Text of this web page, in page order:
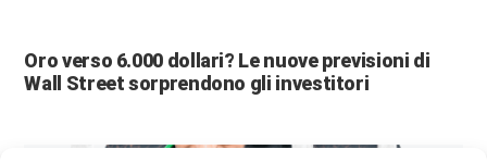
Oro verso 6.000 dollari? Le nuove previsioni di
Wall Street sorprendono gli investitori